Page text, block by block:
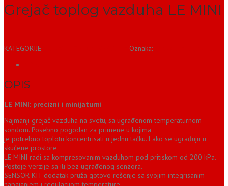
Grejač toplog vazduha LE MINI
KATEGORIJE Oznaka:
OPIS
LE MINI: precizni i minijaturni
Najmanji grejač vazduha na svetu, sa ugrađenom temperaturnom
sondom. Posebno pogodan za primene u kojima
je potrebno toplotu koncentrisati u jednu tačku. Lako se ugrađuju u
skučene prostore.
LE MINI radi sa kompresovanim vazduhom pod pritiskom od 200 kPa.
Postoje verzije sa ili bez ugrađenog senzora.
SENSOR KIT dodatak pruža gotovo rešenje sa svojim integrisanim